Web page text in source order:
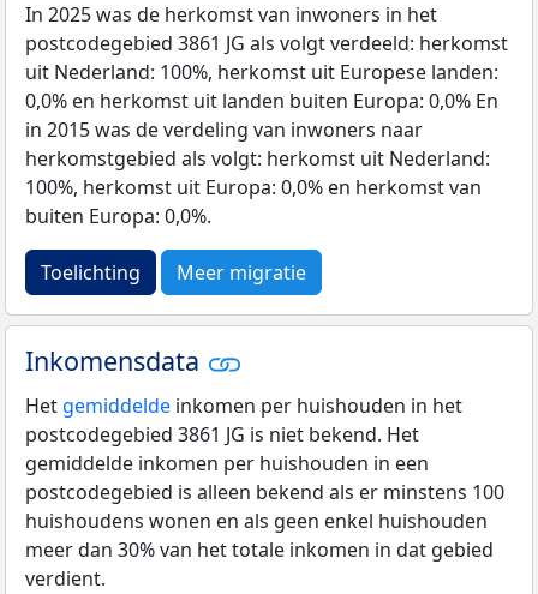
In 2025 was de herkomst van inwoners in het
postcodegebied 3861 JG als volgt verdeeld: herkomst
uit Nederland: 100%, herkomst uit Europese landen:
0,0% en herkomst uit landen buiten Europa: 0,0% En
in 2015 was de verdeling van inwoners naar
herkomstgebied als volgt: herkomst uit Nederland:
100%, herkomst uit Europa: 0,0% en herkomst van
buiten Europa: 0,0%.
Toelichting Meer migratie
Inkomensdata
Het gemiddelde inkomen per huishouden in het
postcodegebied 3861 JG is niet bekend. Het
gemiddelde inkomen per huishouden in een
postcodegebied is alleen bekend als er minstens 100
huishoudens wonen en als geen enkel huishouden
meer dan 30% van het totale inkomen in dat gebied
verdient.